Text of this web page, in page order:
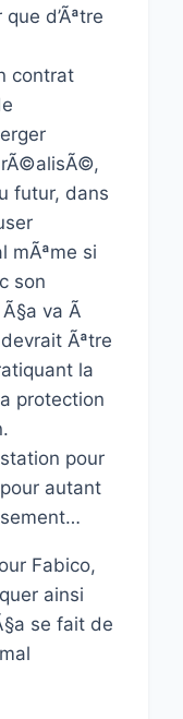
d’Ãªtre
contrat
futur, dans
mÃªme si
son
va Ã
Ãªtre
la
protection
pour
autant
Fabico,
ainsi
se fait de